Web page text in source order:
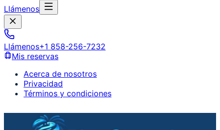
Llámenos
Llámenos+1 858-256-7232
Mis reservas
Acerca de nosotros
Privacidad
Términos y condiciones